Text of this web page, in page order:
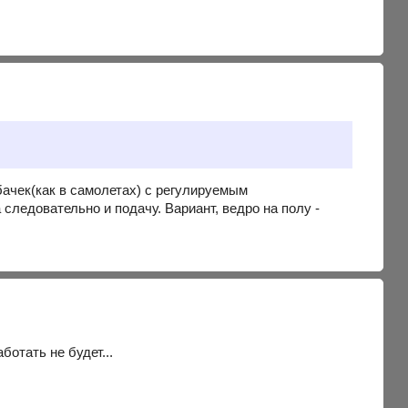
в самолетах) с регулируемым
и подачу. Вариант, ведро на полу -
не будет...